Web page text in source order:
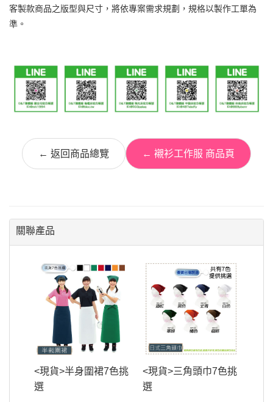
客製款商品之版型與尺寸，將依專案需求規劃，規格以製作工單為
準。
← 返回商品總覽 ← 襯衫工作服 商品頁
關聯產品
<現貨>半身圍裙7色挑
選
<現貨>三角頭巾7色挑
選